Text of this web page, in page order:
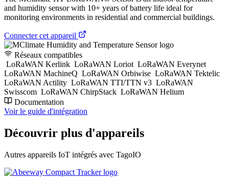
and humidity sensor with 10+ years of battery life ideal for
monitoring environments in residential and commercial buildings.
Connecter cet appareil
Réseaux compatibles
LoRaWAN Kerlink LoRaWAN Loriot LoRaWAN Everynet
LoRaWAN MachineQ LoRaWAN Orbiwise LoRaWAN Tektelic
LoRaWAN Actility LoRaWAN TTI/TTN v3 LoRaWAN
Swisscom LoRaWAN ChirpStack LoRaWAN Helium
Documentation
Voir le guide d'intégration
Découvrir plus d'appareils
Autres appareils IoT intégrés avec TagoIO